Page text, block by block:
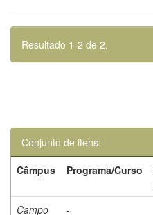
Resultado 1-2 de 2.
Conjunto de itens:
Câmpus
Programa/Curso
Campo
-